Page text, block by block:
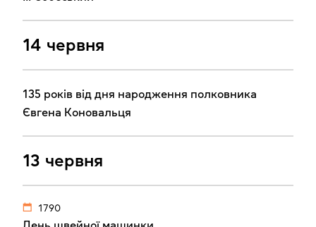
14 червня
135 років від дня народження полковника
Євгена Коновальця
13 червня
1790